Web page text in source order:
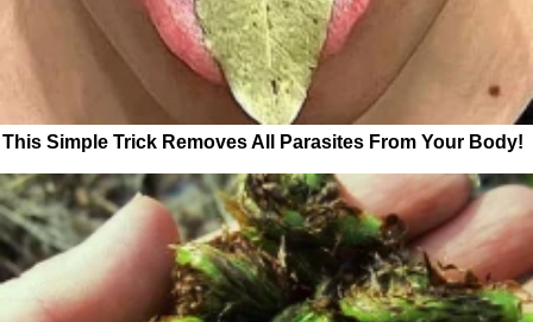
This Simple Trick Removes All Parasites From Your Body!